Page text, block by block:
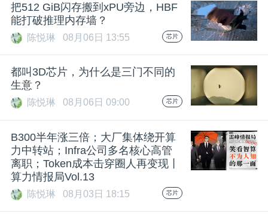
公
活
动
中
把512 GiB闪存搬到xPU旁边，HBF
能打破推理内存墙？
陈悦琳 08月06日 13:55 芯片
都叫3D芯片，为什么是三门不同的
生意？
陈悦琳 08月06日 09:00 芯片
B300半年涨三倍；大厂集体绕开算
力中转站；Infra公司多名核心高管
离职；Token成本击穿圈人再变现丨
算力情报局Vol.13
陈悦琳 08月03日 18:15 芯片